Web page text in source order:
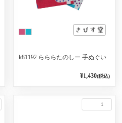
k81192 らららたのしー 手ぬぐい
¥1,430(税込)
1